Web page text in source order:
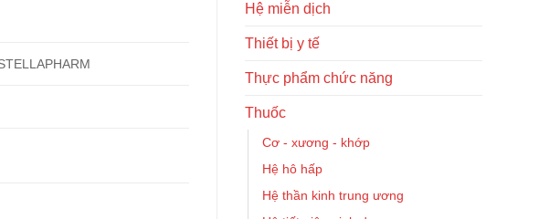
Hệ miễn dịch
Thiết bị y tế
Thực phẩm chức năng
Thuốc
Cơ - xương - khớp
Hệ hô hấp
Hệ thần kinh trung ương